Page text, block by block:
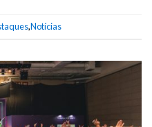
,Notícias